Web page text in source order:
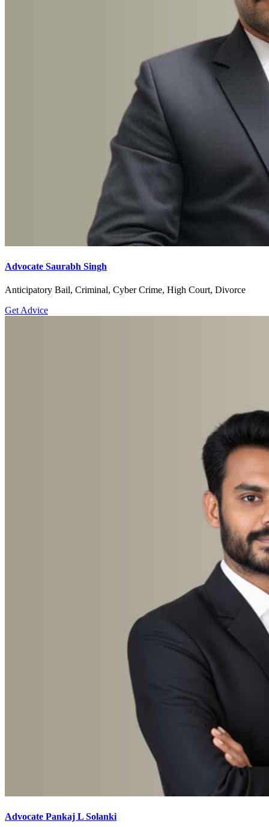
Advocate Saurabh Singh
Anticipatory Bail, Criminal, Cyber Crime, High Court, Divorce
Get Advice
Advocate Pankaj L Solanki